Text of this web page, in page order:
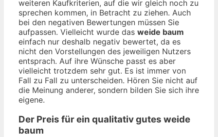
weiteren Kaufkriterien, auf die wir gleich noch zu
sprechen kommen, in Betracht zu ziehen. Auch
bei den negativen Bewertungen müssen Sie
aufpassen. Vielleicht wurde das weide baum
einfach nur deshalb negativ bewertet, da es
nicht den Vorstellungen des jeweiligen Nutzers
entsprach. Auf ihre Wünsche passt es aber
vielleicht trotzdem sehr gut. Es ist immer von
Fall zu Fall zu unterscheiden. Hören Sie nicht auf
die Meinung anderer, sondern bilden Sie sich ihre
eigene.
Der Preis für ein qualitativ gutes weide
baum